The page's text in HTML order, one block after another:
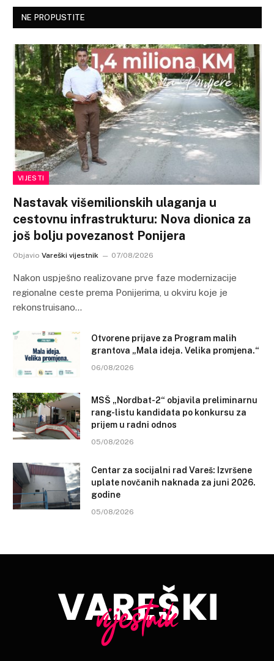
NE PROPUSTITE
VIJESTI
Nastavak višemilionskih ulaganja u
cestovnu infrastrukturu: Nova dionica za
još bolju povezanost Ponijera
Objavio Vareški vijestnik 07/08/2026
Nakon uspješno realizovane prve faze modernizacije
regionalne ceste prema Ponijerima, u okviru koje je
rekonstruisano…
Otvorene prijave za Program malih
grantova „Mala ideja. Velika promjena.“
06/08/2026
MSŠ „Nordbat-2“ objavila preliminarnu
rang-listu kandidata po konkursu za
prijem u radni odnos
05/08/2026
Centar za socijalni rad Vareš: Izvršene
uplate novčanih naknada za juni 2026.
godine
05/08/2026